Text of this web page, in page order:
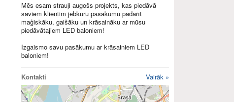
Mēs esam strauji augošs projekts, kas piedāvā
saviem klientim jebkuru pasākumu padarīt
maģiskāku, gaišāku un krāsaināku ar mūsu
piedāvātajiem LED baloniem!
Izgaismo savu pasākumu ar krāsainiem LED
baloniem!
Kontakti Vairāk »